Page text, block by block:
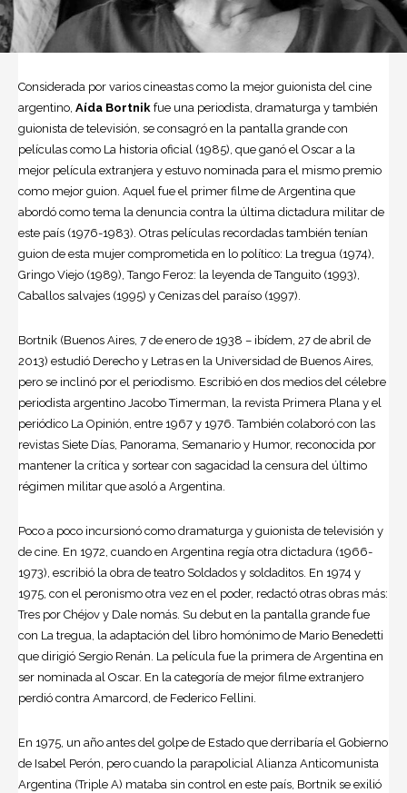
Considerada por varios cineastas como la mejor guionista del cine
argentino, Aída Bortnik fue una periodista, dramaturga y también
guionista de televisión, se consagró en la pantalla grande con
películas como La historia oficial (1985), que ganó el Oscar a la
mejor película extranjera y estuvo nominada para el mismo premio
como mejor guion. Aquel fue el primer filme de Argentina que
abordó como tema la denuncia contra la última dictadura militar de
este país (1976-1983). Otras películas recordadas también tenían
guion de esta mujer comprometida en lo político: La tregua (1974),
Gringo Viejo (1989), Tango Feroz: la leyenda de Tanguito (1993),
Caballos salvajes (1995) y Cenizas del paraíso (1997).
Bortnik (Buenos Aires, 7 de enero de 1938 – ibídem, 27 de abril de
2013) estudió Derecho y Letras en la Universidad de Buenos Aires,
pero se inclinó por el periodismo. Escribió en dos medios del célebre
periodista argentino Jacobo Timerman, la revista Primera Plana y el
periódico La Opinión, entre 1967 y 1976. También colaboró con las
revistas Siete Días, Panorama, Semanario y Humor, reconocida por
mantener la crítica y sortear con sagacidad la censura del último
régimen militar que asoló a Argentina.
Poco a poco incursionó como dramaturga y guionista de televisión y
de cine. En 1972, cuando en Argentina regía otra dictadura (1966-
1973), escribió la obra de teatro Soldados y soldaditos. En 1974 y
1975, con el peronismo otra vez en el poder, redactó otras obras más:
Tres por Chéjov y Dale nomás. Su debut en la pantalla grande fue
con La tregua, la adaptación del libro homónimo de Mario Benedetti
que dirigió Sergio Renán. La película fue la primera de Argentina en
ser nominada al Oscar. En la categoría de mejor filme extranjero
perdió contra Amarcord, de Federico Fellini.
En 1975, un año antes del golpe de Estado que derribaría el Gobierno
de Isabel Perón, pero cuando la parapolicial Alianza Anticomunista
Argentina (Triple A) mataba sin control en este país, Bortnik se exilió